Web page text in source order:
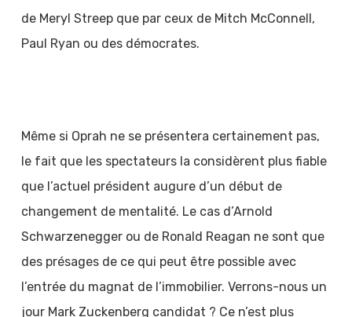
de Meryl Streep que par ceux de Mitch McConnell,
Paul Ryan ou des démocrates.
Même si Oprah ne se présentera certainement pas,
le fait que les spectateurs la considèrent plus fiable
que l’actuel président augure d’un début de
changement de mentalité. Le cas d’Arnold
Schwarzenegger ou de Ronald Reagan ne sont que
des présages de ce qui peut être possible avec
l’entrée du magnat de l’immobilier. Verrons-nous un
jour Mark Zuckenberg candidat ? Ce n’est plus